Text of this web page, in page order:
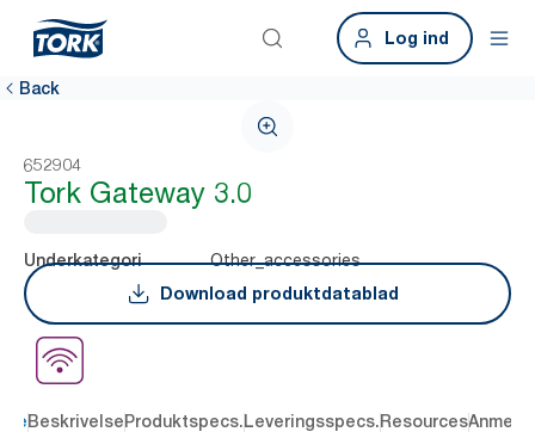
Log ind
Back
652904
Tork Gateway 3.0
Underkategori
Other_accessories
Download produktdatablad
BeskrivelseProduktspecs.Leveringsspecs.Resources